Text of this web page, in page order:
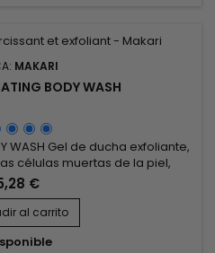
MAKARI
BODY WASH
WASH Gel de ducha exfoliante,
células muertas de la piel,
y radiante.&nbsp; Su acción
apariencia de imperfecciones y
más clara.&nbsp;
aloe vera y pepino, el gel de
€
al carrito